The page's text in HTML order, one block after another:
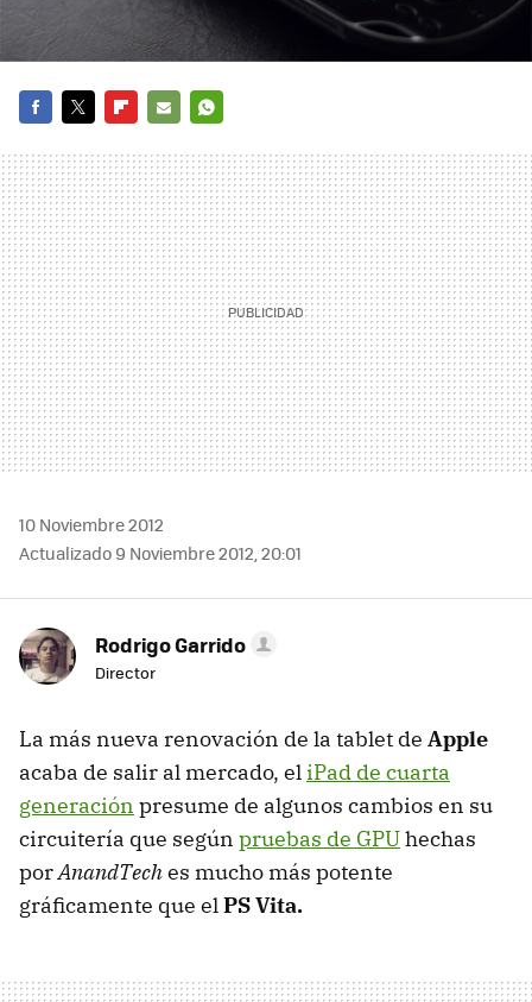
MAIL
10 Noviembre 2012
Actualizado 9 Noviembre 2012, 20:01
Rodrigo Garrido
Director
La más nueva renovación de la tablet de Apple
acaba de salir al mercado, eliPad de cuarta
generación presume de algunos cambios en su
circuitería que según pruebas de GPUhechas
porAnandTeches mucho más potente
gráficamente que elPS Vita.